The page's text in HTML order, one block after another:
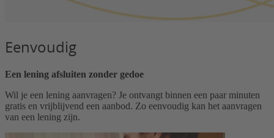
Eenvoudig
Een lening afsluiten zonder gedoe
Wil je een lening aanvragen? Je ontvangt binnen een paar minuten
gratis en vrijblijvend een aanbod. Zo eenvoudig kan het aanvragen
van een lening zijn.